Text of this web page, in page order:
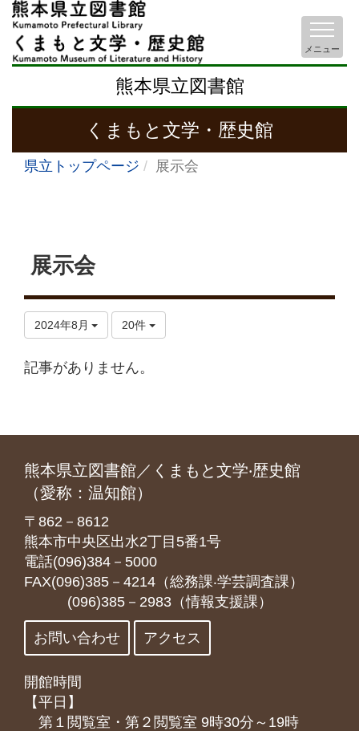
熊本県立図書館
くまもと文学・歴史館
メニュー
県立トップページ 展示会
展示会
2024年8月 20件
記事がありません。
熊本県立図書館／くまもと文学‧歴史館
（愛称：温知館）
〒862－8612
熊本市中央区出水2丁目5番1号
電話(096)384－5000
FAX(096)385－4214（総務課‧学芸調査課）
(096)385－2983（情報支援課）
お問い合わせ アクセス
開館時間
【平日】
第１閲覧室・第２閲覧室 9時30分～19時